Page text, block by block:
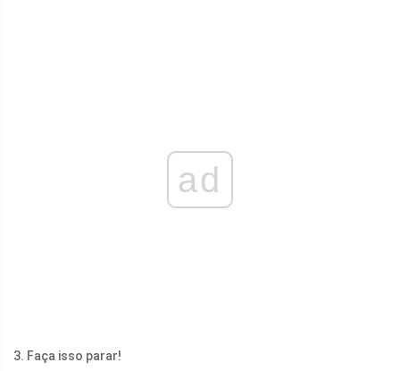
ad
3. Faça isso parar!